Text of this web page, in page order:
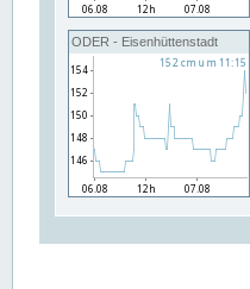
ODER - Eisenhüttenstadt